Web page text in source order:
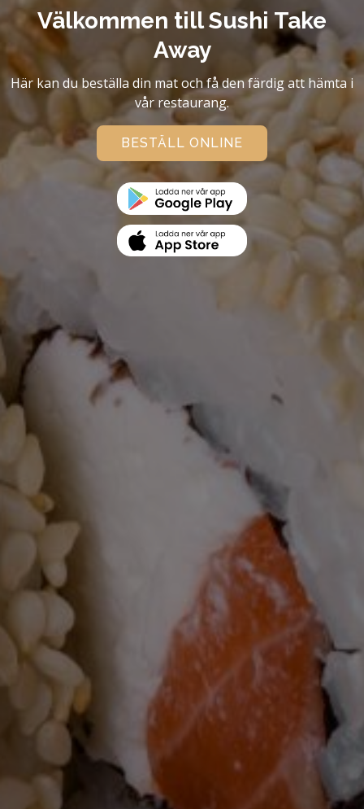
Välkommen till Sushi Take
Away
Här kan du beställa din mat och få den färdig att hämta i
vår restaurang.
BESTÄLL ONLINE